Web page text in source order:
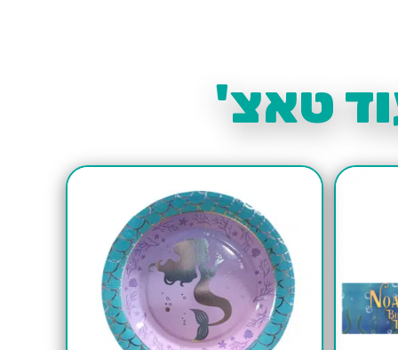
טאצ'